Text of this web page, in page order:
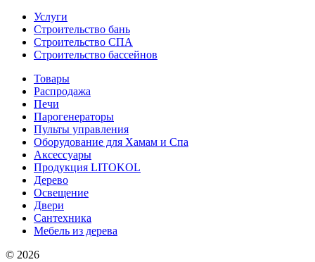
Услуги
Строительство бань
Строительство СПА
Строительство бассейнов
Товары
Распродажа
Печи
Парогенераторы
Пульты управления
Оборудование для Хамам и Спа
Аксессуары
Продукция LITOKOL
Дерево
Освещение
Двери
Сантехника
Мебель из дерева
© 2026